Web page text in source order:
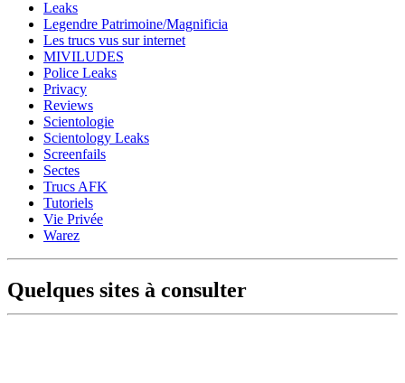
Leaks
Legendre Patrimoine/Magnificia
Les trucs vus sur internet
MIVILUDES
Police Leaks
Privacy
Reviews
Scientologie
Scientology Leaks
Screenfails
Sectes
Trucs AFK
Tutoriels
Vie Privée
Warez
Quelques sites à consulter